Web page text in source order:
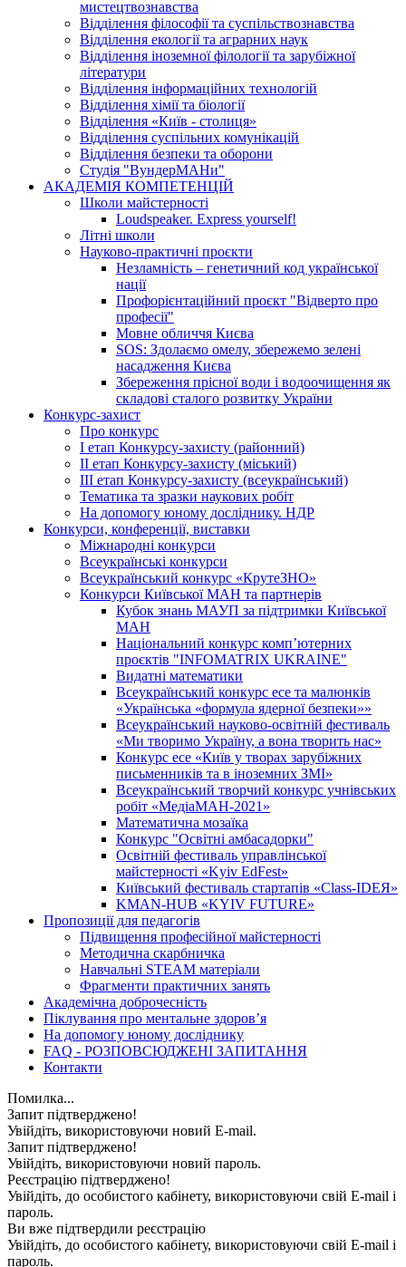
мистецтвознавства
Відділення філософії та суспільствознавства
Відділення екології та аграрних наук
Відділення іноземної філології та зарубіжної
літератури
Відділення інформаційних технологій
Відділення хімії та біології
Відділення «Київ - столиця»
Відділення суспільних комунікацій
Відділення безпеки та оборони
Студія "ВундерМАНи"
АКАДЕМІЯ КОМПЕТЕНЦІЙ
Школи майстерності
Loudspeaker. Express yourself!
Літні школи
Науково-практичні проєкти
Незламність – генетичний код української
нації
Профорієнтаційний проєкт "Відверто про
професії"
Мовне обличчя Києва
SOS: Здолаємо омелу, збережемо зелені
насадження Києва
Збереження прісної води і водоочищення як
складові сталого розвитку України
Конкурс-захист
Про конкурс
І етап Конкурсу-захисту (районний)
ІІ етап Конкурсу-захисту (міський)
ІІІ етап Конкурсу-захисту (всеукраїнський)
Тематика та зразки наукових робіт
На допомогу юному досліднику. НДР
Конкурси, конференції, виставки
Міжнародні конкурси
Всеукраїнські конкурси
Всеукраїнський конкурс «КрутеЗНО»
Конкурси Київської МАН та партнерів
Кубок знань МАУП за підтримки Київської
МАН
Національний конкурс комп’ютерних
проєктів "INFOMATRIX UKRAINE"
Видатні математики
Всеукраїнський конкурс есе та малюнків
«Українська «формула ядерної безпеки»»
Всеукраїнський науково-освітній фестиваль
«Ми творимо Україну, а вона творить нас»
Конкурс есе «Київ у творах зарубіжних
письменників та в іноземних ЗМІ»
Всеукраїнський творчий конкурс учнівських
робіт «МедіаМАН-2021»
Математична мозаїка
Конкурс "Освітні амбасадорки"
Освітній фестиваль управлінської
майстерності «Kyiv EdFest»
Київський фестиваль стартапів «Class-IDEЯ»
KMAN-HUB «KYIV FUTURE»
Пропозиції для педагогів
Підвищення професійної майстерності
Методична скарбничка
Навчальні STEAM матеріали
Фрагменти практичних занять
Академічна доброчесність
Піклування про ментальне здоровʼя
На допомогу юному досліднику
FAQ - РОЗПОВСЮДЖЕНІ ЗАПИТАННЯ
Контакти
Помилка...
Запит підтверджено!
Увійдіть, використовуючи новий E-mail.
Запит підтверджено!
Увійдіть, використовуючи новий пароль.
Реєстрацію підтверджено!
Увійдіть, до особистого кабінету, використовуючи свій E-mail і
пароль.
Ви вже підтвердили реєстрацію
Увійдіть, до особистого кабінету, використовуючи свій E-mail і
пароль.